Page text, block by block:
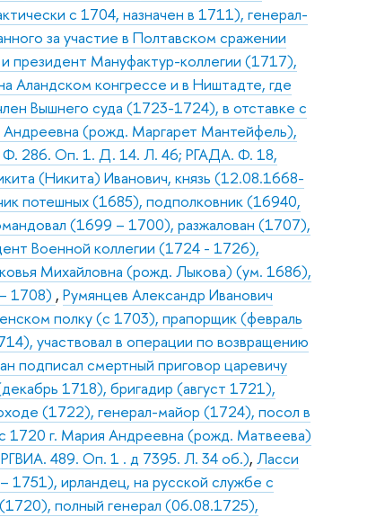
с 1704, назначен в 1711), генерал-
за участие в Полтавском сражении
президент Мануфактур-коллегии (1717),
Аландском конгрессе и в Ништадте, где
Вышнего суда (1723-1724), в отставке с
(рожд. Маргарет Мантейфель),
Ф. 286. Оп. 1. Д. 14. Л. 46; РГАДА. Ф. 18,
(Никита) Иванович, князь (12.08.1668-
потешных (1685), подполковник (16940,
(1699 – 1700), разжалован (1707),
Военной коллегии (1724 - 1726),
Михайловна (рожд. Лыкова) (ум. 1686),
1708) ,Румянцев Александр Иванович
полку (с 1703), прапорщик (февраль
участвовал в операции по возвращению
подписал смертный приговор царевичу
1718), бригадир (август 1721),
(1722), генерал-майор (1724), посол в
1720 г. Мария Андреевна (рожд. Матвеева)
489. Оп. 1 . д 7395. Л. 34 об.),Ласси
ирландец, на русской службе с
полный генерал (06.08.1725),